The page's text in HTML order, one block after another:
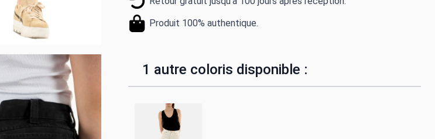
Produit 100% authentique.
1 autre coloris disponible :